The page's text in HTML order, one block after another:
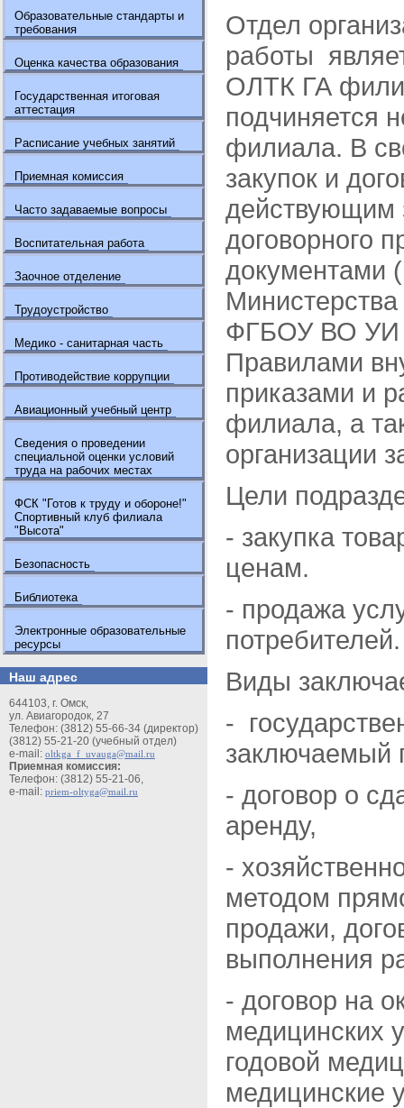
Образовательные стандарты и
требования
Оценка качества образования
Государственная итоговая
аттестация
Расписание учебных занятий
Приемная комиссия
Часто задаваемые вопросы
Воспитательная работа
Заочное отделение
Трудоустройство
Медико - санитарная часть
Противодействие коррупции
Авиационный учебный центр
Сведения о проведении
специальной оценки условий
труда на рабочих местах
ФСК "Готов к труду и обороне!"
Спортивный клуб филиала
"Высота"
Безопасность
Библиотека
Электронные образовательные
ресурсы
Наш адрес
644103, г. Омск,
ул. Авиагородок, 27
Телефон: (3812) 55-66-34 (директор)
(3812) 55-21-20 (учебный отдел)
e-mail: oltkga_f_uvauga@mail.ru
Приемная комиссия:
Телефон: (3812) 55-21-06,
e-mail: priem-oltyga@mail.ru
Отдел
работы
ОЛТК ГА
подчиняется
филиала. В
закупок и
действующим
договорного
документами
ФГБОУ ВО УИ
Правилами
приказами и
филиала, а
организации
Цели
- закупка
ценам.
- продажа
потребителей.
Виды
-
заключаемый
- договор о
аренду,
-
методом
продажи,
выполнения
- договор на
медицинских
годовой
медицинские